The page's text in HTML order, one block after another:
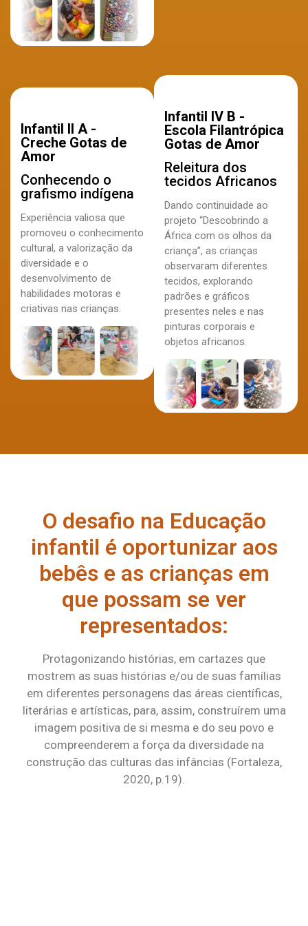
Infantil II A -
Creche Gotas de
Amor
Conhecendo o
grafismo indígena
Experiência valiosa que
promoveu o conhecimento
cultural, a valorização da
diversidade e o
desenvolvimento de
habilidades motoras e
criativas nas crianças.
Infantil IV B -
Escola Filantrópica
Gotas de Amor
Releitura dos
tecidos Africanos
Dando continuidade ao
projeto “Descobrindo a
África com os olhos da
criança”, as crianças
observaram diferentes
tecidos, explorando
padrões e gráficos
presentes neles e nas
pinturas corporais e
objetos africanos.
O desafio na Educação
infantil é oportunizar aos
bebês e as crianças em
que possam se ver
representados:
Protagonizando histórias, em cartazes que
mostrem as suas histórias e/ou de suas famílias
em diferentes personagens das áreas científicas,
literárias e artísticas, para, assim, construírem uma
imagem positiva de si mesma e do seu povo e
compreenderem a força da diversidade na
construção das culturas das infâncias (Fortaleza,
2020, p.19).